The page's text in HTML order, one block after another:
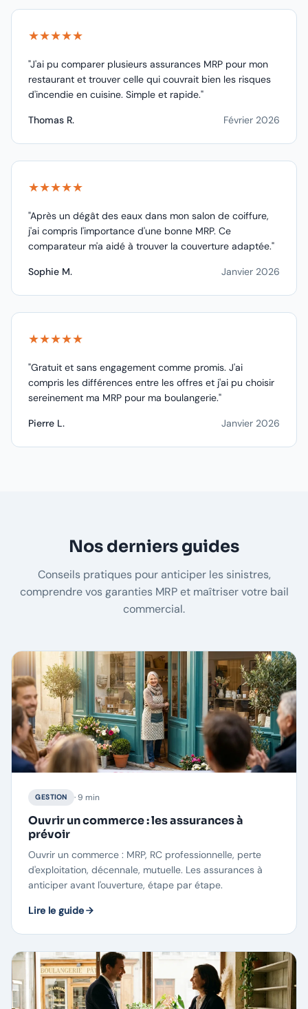
★★★★★
"J'ai pu comparer plusieurs assurances MRP pour mon
restaurant et trouver celle qui couvrait bien les risques
d'incendie en cuisine. Simple et rapide."
Thomas R. Février 2026
★★★★★
"Après un dégât des eaux dans mon salon de coiffure,
j'ai compris l'importance d'une bonne MRP. Ce
comparateur m'a aidé à trouver la couverture adaptée."
Sophie M. Janvier 2026
★★★★★
"Gratuit et sans engagement comme promis. J'ai
compris les différences entre les offres et j'ai pu choisir
sereinement ma MRP pour ma boulangerie."
Pierre L. Janvier 2026
Nos derniers guides
Conseils pratiques pour anticiper les sinistres,
comprendre vos garanties MRP et maîtriser votre bail
commercial.
GESTION · 9 min
Ouvrir un commerce : les assurances à
prévoir
Ouvrir un commerce : MRP, RC professionnelle, perte
d'exploitation, décennale, mutuelle. Les assurances à
anticiper avant l'ouverture, étape par étape.
Lire le guide